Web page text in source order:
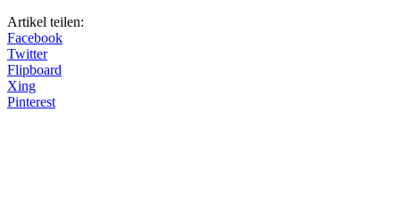
Artikel teilen:
Facebook
Twitter
Flipboard
Xing
Pinterest